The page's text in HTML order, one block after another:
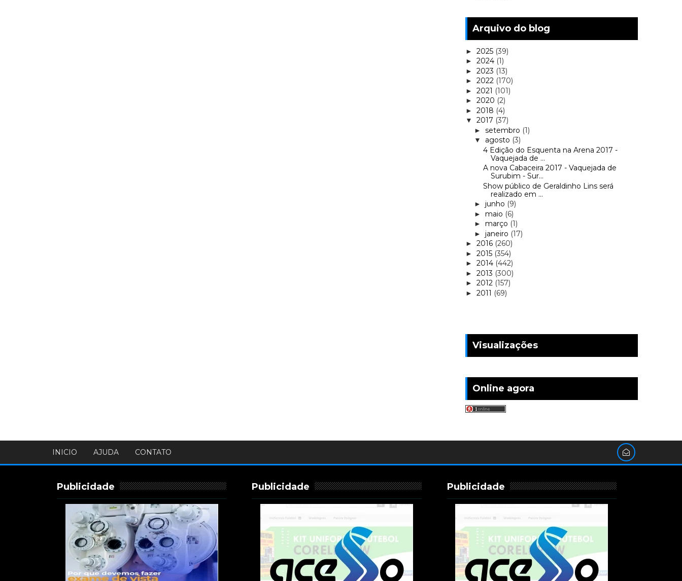
Arquivo do blog
► 2025 (39)
► 2024 (1)
► 2023 (13)
► 2022 (170)
► 2021 (101)
► 2020 (2)
► 2018 (4)
▼ 2017 (37)
► setembro (1)
▼ agosto (3)
4 Edição do Esquenta na Arena 2017 -
Vaquejada de ...
A nova Cabaceira 2017 - Vaquejada de
Surubim - Sur...
Show público de Geraldinho Lins será
realizado em ...
► junho (9)
► maio (6)
► março (1)
► janeiro (17)
► 2016 (260)
► 2015 (354)
► 2014 (442)
► 2013 (300)
► 2012 (157)
► 2011 (69)
Visualizações
Online agora
INICIO AJUDA CONTATO
Publicidade Publicidade Publicidade